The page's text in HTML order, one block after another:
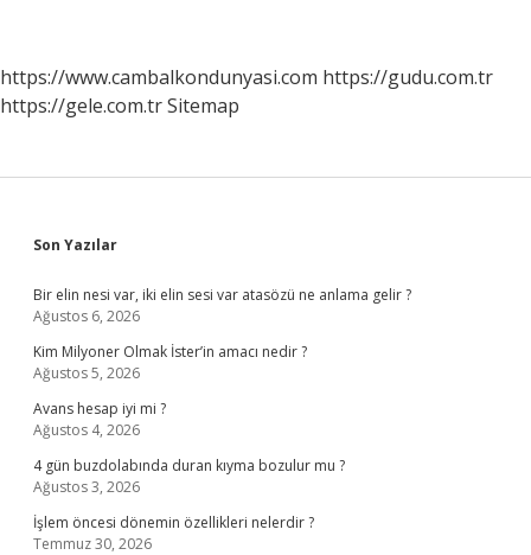
https://www.cambalkondunyasi.com https://gudu.com.tr
https://gele.com.trSitemap
Sidebar
Son Yazılar
Bir elin nesi var, iki elin sesi var atasözü ne anlama gelir ?
Ağustos 6, 2026
Kim Milyoner Olmak İster’in amacı nedir ?
Ağustos 5, 2026
Avans hesap iyi mi ?
Ağustos 4, 2026
4 gün buzdolabında duran kıyma bozulur mu ?
Ağustos 3, 2026
İşlem öncesi dönemin özellikleri nelerdir ?
Temmuz 30, 2026